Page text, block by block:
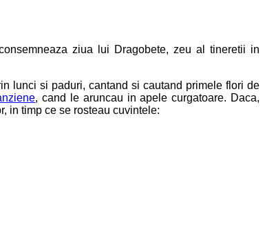
ziua lui Dragobete, zeu al tineretii in
lunci si paduri, cantand si cautand primele flori de
, cand le aruncau in apele curgatoare. Daca,
in timp ce se rosteau cuvintele: